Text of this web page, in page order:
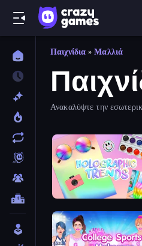
Παιχνίδια » Μαλλιά
Ανακαλύψτε την
Holographic Trends